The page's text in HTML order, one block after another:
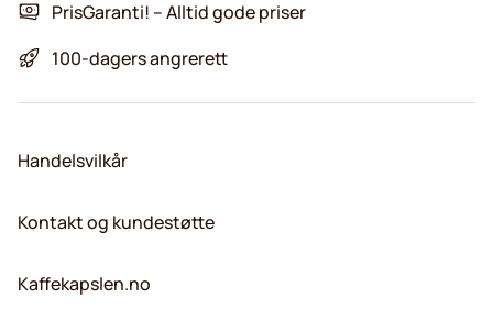
PrisGaranti! – Alltid gode priser
100-dagers angrerett
Handelsvilkår
Kontakt og kundestøtte
Kaffekapslen.no